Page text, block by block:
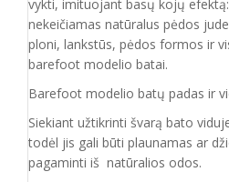
vykti, imituojant basų kojų
nekeičiamas natūralus pėdos
ploni, lankstūs, pėdos formos ir
barefoot modelio batai.
Barefoot modelio batų padas ir
Siekiant užtikrinti švarą bato
todėl jis gali būti plaunamas ar
pagaminti iš natūralios odos.